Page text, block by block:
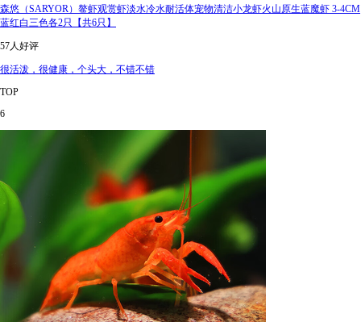
森悠（SARYOR）鳌虾观赏虾淡水冷水耐活体宠物清洁小龙虾火山原生蓝魔虾 3-4CM
蓝红白三色各2只【共6只】
57人好评
很活泼，很健康，个头大，不错不错
TOP
6